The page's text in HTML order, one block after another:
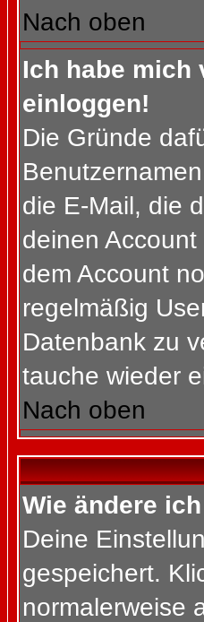
Nach oben
Ich habe mich
einloggen!
Die Gründe
die E-Mail, die
deinen
dem Account
regelmäßig
Datenbank zu
tauche wieder
Nach oben
Wie ändere
Deine
gespeichert.
normalerweise